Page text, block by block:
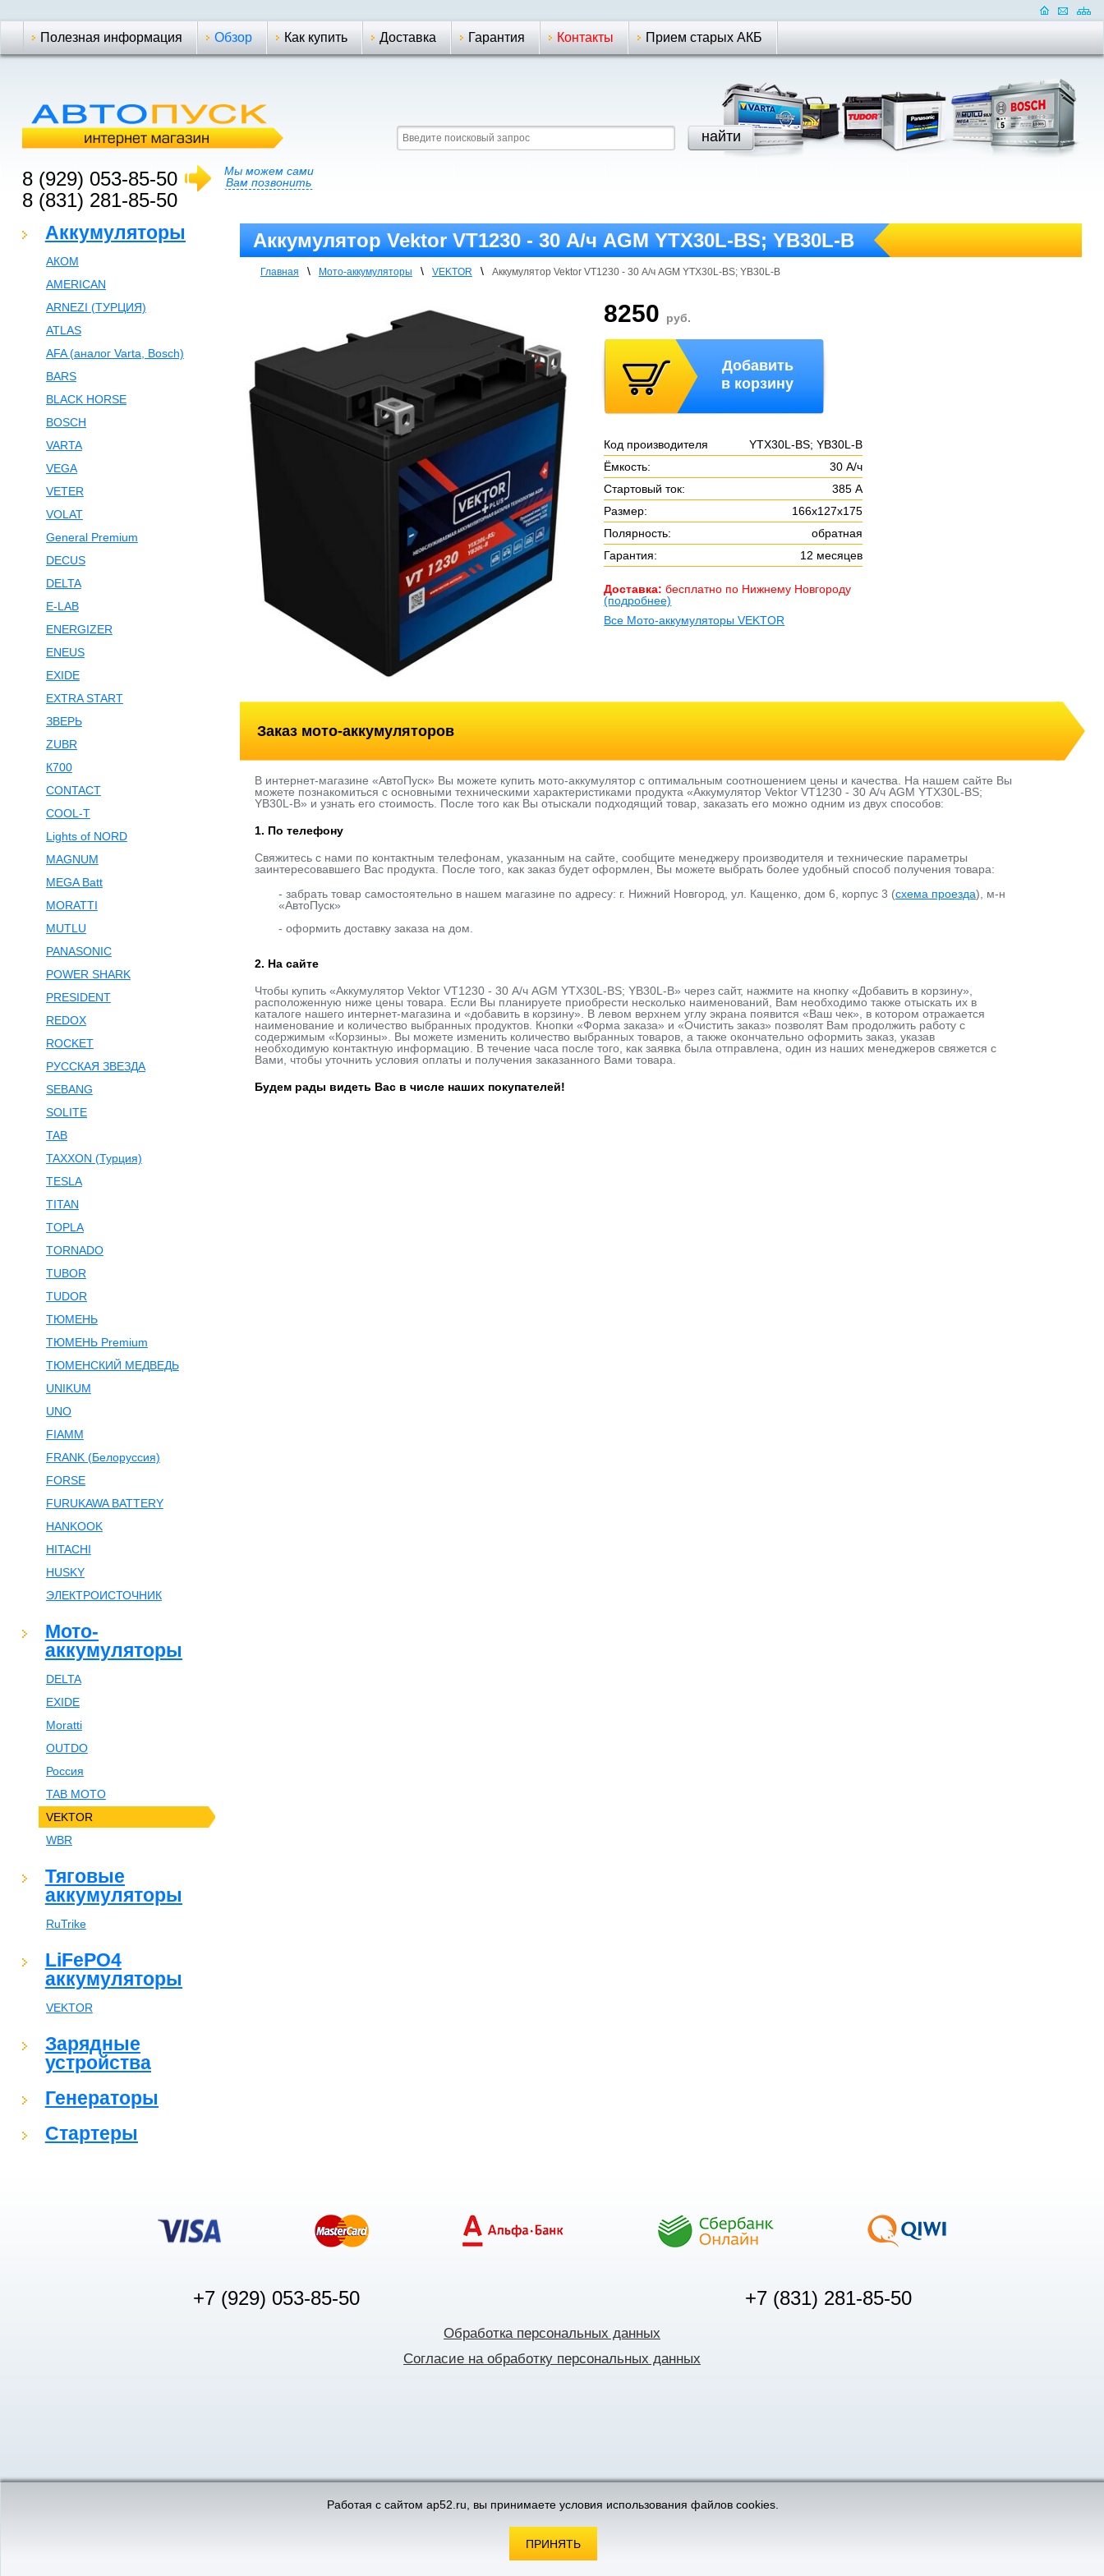
Полезная информация Обзор Как купить Доставка Гарантия Контакты Прием старых АКБ
8 (929) 053-85-50
8 (831) 281-85-50
Мы можем сами
Вам позвонить
Аккумуляторы
АКОМ
AMERICAN
ARNEZI (ТУРЦИЯ)
ATLAS
AFA (аналог Varta, Bosch)
BARS
BLACK HORSE
BOSCH
VARTA
VEGA
VETER
VOLAT
General Premium
DECUS
DELTA
E-LAB
ENERGIZER
ENEUS
EXIDE
EXTRA START
ЗВЕРЬ
ZUBR
К700
CONTACT
COOL-T
Lights of NORD
MAGNUM
MEGA Batt
MORATTI
MUTLU
PANASONIC
POWER SHARK
PRESIDENT
REDOX
ROCKET
РУССКАЯ ЗВЕЗДА
SEBANG
SOLITE
TAB
TAXXON (Турция)
TESLA
TITAN
TOPLA
TORNADO
TUBOR
TUDOR
ТЮМЕНЬ
ТЮМЕНЬ Premium
ТЮМЕНСКИЙ МЕДВЕДЬ
UNIKUM
UNO
FIAMM
FRANK (Белоруссия)
FORSE
FURUKAWA BATTERY
HANKOOK
HITACHI
HUSKY
ЭЛЕКТРОИСТОЧНИК
Мото-
аккумуляторы
DELTA
EXIDE
Moratti
OUTDO
Россия
TAB MOTO
VEKTOR
WBR
Тяговые
аккумуляторы
RuTrike
LiFePO4
аккумуляторы
VEKTOR
Зарядные
устройства
Генераторы
Стартеры
Аккумулятор Vektor VT1230 - 30 А/ч AGM YTX30L-BS; YB30L-B
Главная \ Мото-аккумуляторы \ VEKTOR \ Аккумулятор Vektor VT1230 - 30 А/ч AGM YTX30L-BS; YB30L-B
8250 руб.
Добавить
в корзину
Код производителя
YTX30L-BS; YB30L-B
Ёмкость:
30 А/ч
Стартовый ток:
385 А
Размер:
166х127х175
Полярность:
обратная
Гарантия:
12 месяцев
Доставка: бесплатно по Нижнему Новгороду
(подробнее)
Все Мото-аккумуляторы VEKTOR
Заказ мото-аккумуляторов
В интернет-магазине «АвтоПуск» Вы можете купить мото-аккумулятор с оптимальным соотношением цены и качества. На нашем сайте Вы
можете познакомиться с основными техническими характеристиками продукта «Аккумулятор Vektor VT1230 - 30 А/ч AGM YTX30L-BS;
YB30L-B» и узнать его стоимость. После того как Вы отыскали подходящий товар, заказать его можно одним из двух способов:
1. По телефону
Свяжитесь с нами по контактным телефонам, указанным на сайте, сообщите менеджеру производителя и технические параметры
заинтересовавшего Вас продукта. После того, как заказ будет оформлен, Вы можете выбрать более удобный способ получения товара:
- забрать товар самостоятельно в нашем магазине по адресу: г. Нижний Новгород, ул. Кащенко, дом 6, корпус 3 (схема проезда), м-н
«АвтоПуск»
- оформить доставку заказа на дом.
2. На сайте
Чтобы купить «Аккумулятор Vektor VT1230 - 30 А/ч AGM YTX30L-BS; YB30L-B» через сайт, нажмите на кнопку «Добавить в корзину»,
расположенную ниже цены товара. Если Вы планируете приобрести несколько наименований, Вам необходимо также отыскать их в
каталоге нашего интернет-магазина и «добавить в корзину». В левом верхнем углу экрана появится «Ваш чек», в котором отражается
наименование и количество выбранных продуктов. Кнопки «Форма заказа» и «Очистить заказ» позволят Вам продолжить работу с
содержимым «Корзины». Вы можете изменить количество выбранных товаров, а также окончательно оформить заказ, указав
необходимую контактную информацию. В течение часа после того, как заявка была отправлена, один из наших менеджеров свяжется с
Вами, чтобы уточнить условия оплаты и получения заказанного Вами товара.
Будем рады видеть Вас в числе наших покупателей!
+7 (929) 053-85-50 +7 (831) 281-85-50
Обработка персональных данных
Согласие на обработку персональных данных
Работая с сайтом ap52.ru, вы принимаете условия использования файлов cookies.
ПРИНЯТЬ